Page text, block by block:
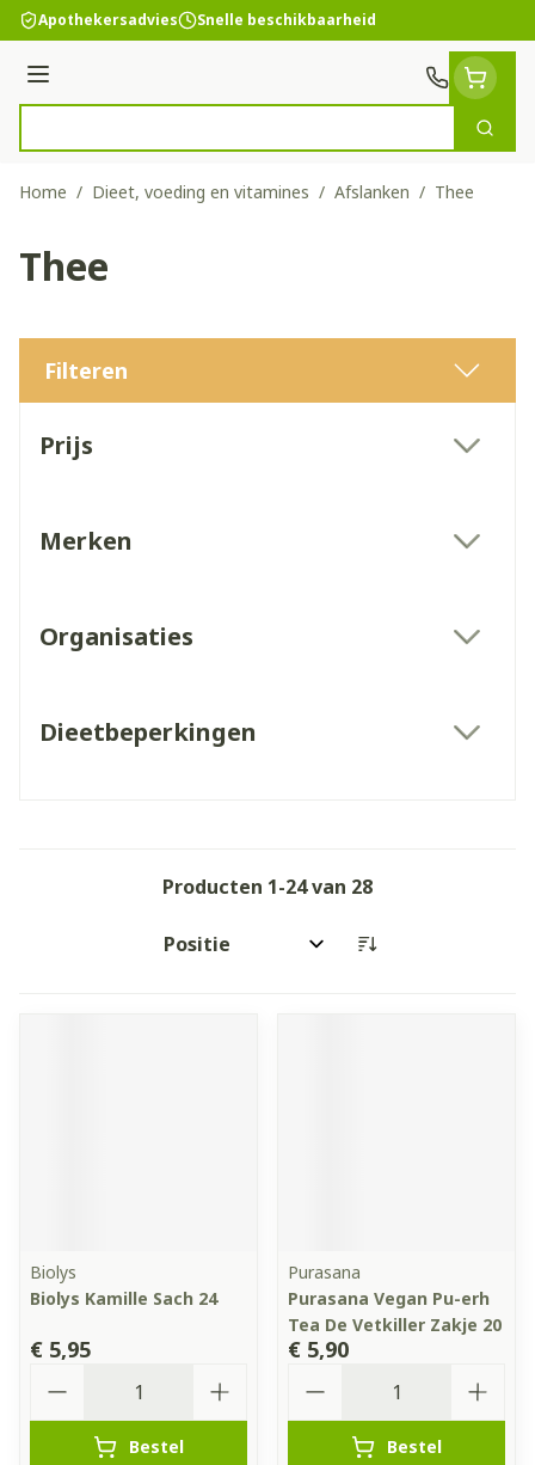
Ga naar de inhoud
Apothekersadvies Snelle beschikbaarheid
Menu
Zoek
Home / Dieet, voeding en vitamines / Afslanken / Thee
Thee
Filteren
Prijs
Merken
Organisaties
Dieetbeperkingen
Producten 1-24van 28
Sorteer op:
Biolys
Biolys Kamille Sach 24
€ 5,95
Bestel
Purasana
Purasana Vegan Pu-erh
Tea De Vetkiller Zakje 20
€ 5,90
Bestel